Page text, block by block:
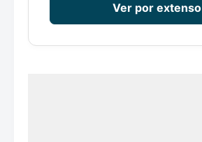
Ver por extenso